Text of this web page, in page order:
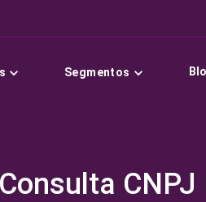
Segmentos
Consulta CNPJ